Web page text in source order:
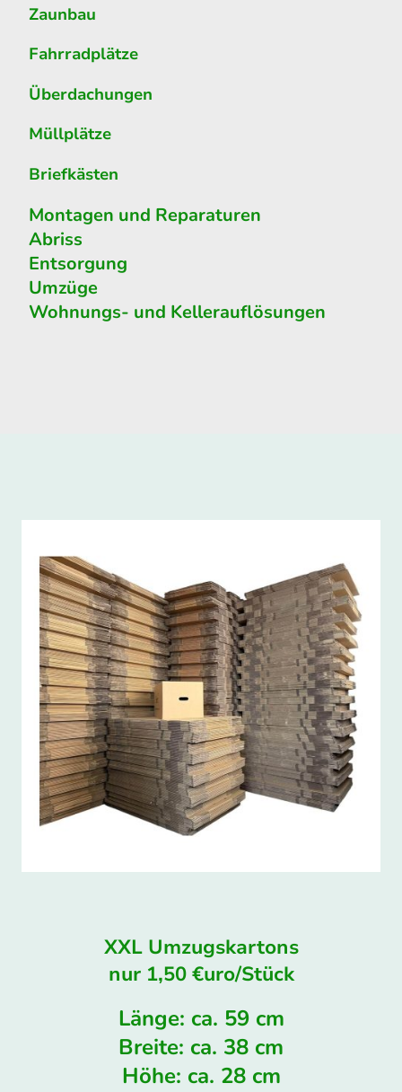
Zaunbau
Fahrradplätze
Überdachungen
Müllplätze
Briefkästen
Montagen und Reparaturen
Abriss
Entsorgung
Umzüge
Wohnungs- und Kellerauflösungen
XXL Umzugskartons
nur 1,50 €uro/Stück
Länge: ca. 59 cm
Breite: ca. 38 cm
Höhe: ca. 28 cm